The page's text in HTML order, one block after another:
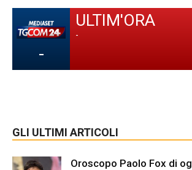
-
ULTIM'ORA
-
GLI ULTIMI ARTICOLI
Oroscopo Paolo Fox di